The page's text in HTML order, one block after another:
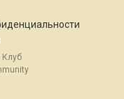
Клуб